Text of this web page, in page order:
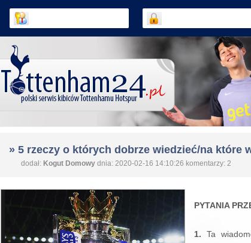
» 5 rzeczy o których dobrze wiedzieć/na które
dodał: Kogut Domowy dnia: 2020-02-16 14:10:26 komentarzy: 2
PYTANIA
1. Ta